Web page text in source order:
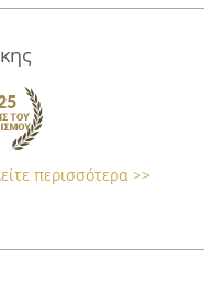
περισσότερα >>